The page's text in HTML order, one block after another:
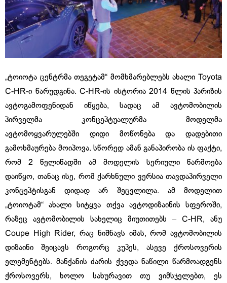
„ტოიოტა ცენტრმა თეგეტამ“ მომხმარებლებს ახალი Toyota
C-HR-ი წარუდგინა. C-HR-ის ისტორია 2014 წლის პარიზის
ავტოგამოფენიდან იწყება, სადაც ამ ავტომობილის
პირველმა კონცეპტუალურმა მოდელმა
ავტომოყვარულებში დიდი მოწონება და დადებითი
გამოხმაურება მოიპოვა. სწორედ ამან განაპირობა ის ფაქტი,
რომ 2 წელიწადში ამ მოდელის სერიული წარმოება
დაიწყო, თანაც ისე, რომ ქარხნული ვერსია თავდაპირველი
კონცეპტისგან დიდად არ შეცვლილა. ამ მოდელით
„ტოიოტამ“ ახალი სიტყვა თქვა ავტოდიზაინის სფეროში,
რაზეც ავტომობილის სახელიც მიუთითებს ‒ C-HR, ანუ
Coupe High Rider, რაც ნიშნავს იმას, რომ ავტომობილის
დიზაინი შეიცავს როგორც კუპეს, ასევე ქროსოვერის
ელემენტებს. მანქანის ძარის ქვედა ნაწილი წარმოადგენს
ქროსოვერს, ხოლო სახურავით თუ ვიმსჯელებთ, ეს